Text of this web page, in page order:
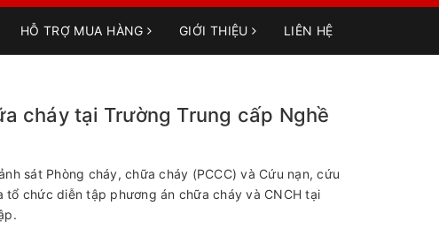
HỖ TRỢ MUA HÀNG GIỚI THIỆU LIÊN HỆ
cháy tại Trường Trung cấp Nghề
sát Phòng cháy, chữa cháy (PCCC) và Cứu nạn, cứu
tổ chức diễn tập phương án chữa cháy và CNCH tại